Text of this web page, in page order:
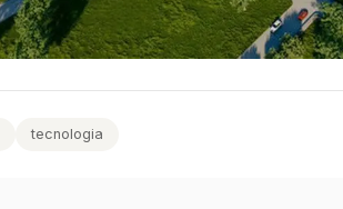
tecnologia